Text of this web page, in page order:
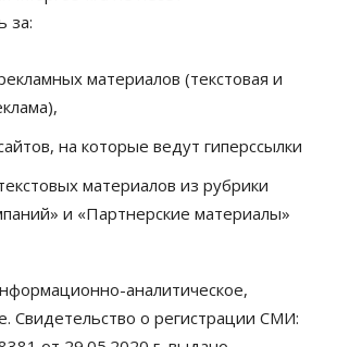
стражу
области, но режима ЧС не будет
защиты от атак БПЛА
за:
материалов (текстовая и
на которые ведут гиперссылки
материалов из рубрики
и «Партнерские материалы»
аналитическое,
Свидетельство о регистрации СМИ: